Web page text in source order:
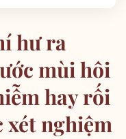
hư ra
mùi hôi
hay rối
xét nghiệm